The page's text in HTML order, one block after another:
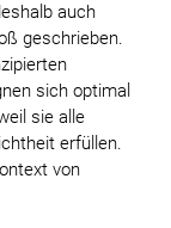
auch
geschrieben.
sich optimal
sie alle
erfüllen.
von